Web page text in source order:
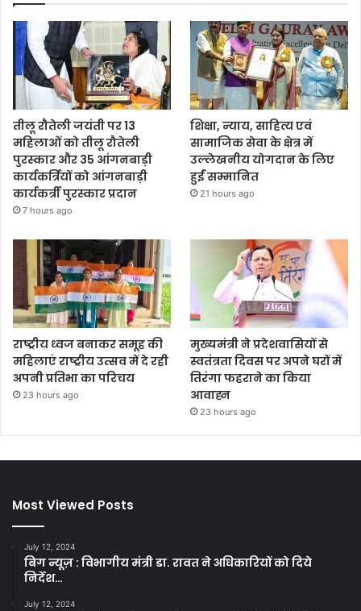
तीलू रौतेली जयंती पर 13
महिलाओं को तीलू रौतेली
पुरस्कार और 35 आंगनबाड़ी
कार्यकर्त्रियों को आंगनबाड़ी
कार्यकर्त्री पुरस्कार प्रदान
7 hours ago
शिक्षा, न्याय, साहित्य एवं
सामाजिक सेवा के क्षेत्र में
उल्लेखनीय योगदान के लिए
हुईं सम्मानित
21 hours ago
राष्ट्रीय ध्वज बनाकर समूह की
महिलाएं राष्ट्रीय उत्सव में दे रही
अपनी प्रतिभा का परिचय
23 hours ago
मुख्यमंत्री ने प्रदेशवासियों से
स्वतंत्रता दिवस पर अपने घरों में
तिरंगा फहराने का किया
आवाह्न
23 hours ago
Most Viewed Posts
July 12, 2024
बिग न्यूज़ : विभागीय मंत्री डा. रावत ने अधिकारियों को दिये
निर्देश…
July 12, 2024